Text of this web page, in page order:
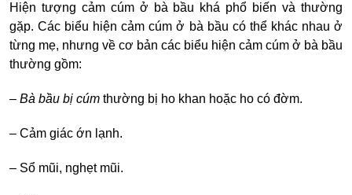
Hiện tượng cảm cúm ở bà bầu khá phổ biến và thường
gặp. Các biểu hiện cảm cúm ở bà bầu có thể khác nhau ở
từng mẹ, nhưng về cơ bản các biểu hiện cảm cúm ở bà bầu
thường gồm:
– Bà bầu bị cúm thường bị ho khan hoặc ho có đờm.
– Cảm giác ớn lạnh.
– Sổ mũi, nghẹt mũi.